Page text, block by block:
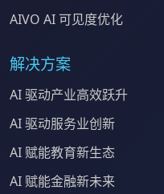
AIVO AI 可见度优化
解决方案
AI 驱动产业高效跃升
AI 驱动服务业创新
AI 赋能教育新生态
AI 赋能金融新未来